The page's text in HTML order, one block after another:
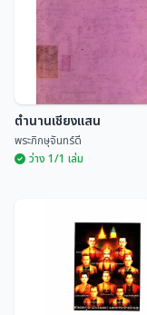
ตำนานเชียงแสน
พระภิกษุจันทร์ดี
ตำนานเชียงแสน
พระภิกษุจันทร์ดี
ว่าง 1/1 เล่ม